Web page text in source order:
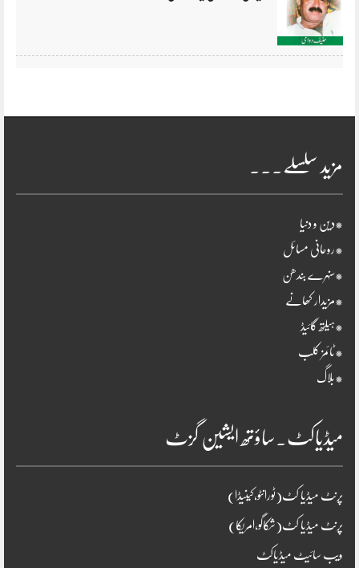
مزید سلسلے۔۔۔
*دین و دنیا
*روحانی مسائل
*سنہرے بندھن
*مزیدار کھانے
*ہیلتھ گائیڈ
*ٹائمز کلب
*بلاگ
میڈیاکٹ۔ساؤتھ ایشین گزٹ
پرنٹ میڈیا کٹ(ٹورانٹو،کینیڈا)
پرنٹ میڈیا کٹ(شکاگو،امریکا)
ویب سائیٹ میڈیاکٹ